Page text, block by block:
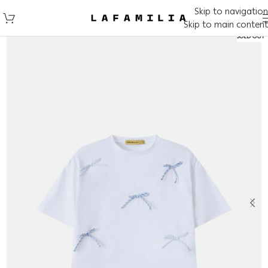
Skip to navigation
Skip to main content
SOLD OUT